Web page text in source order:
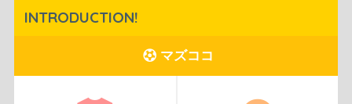
INTRODUCTION!
マズココ